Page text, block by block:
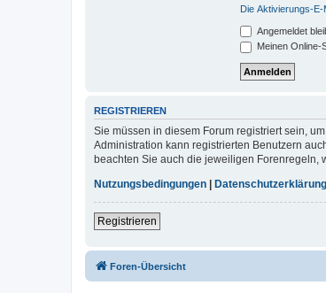
Die Aktivierungs-
Angemeldet
Meinen Online-
REGISTRIEREN
Sie müssen in diesem Forum registriert sein,
Administration kann registrierten Benutzern
beachten Sie auch die jeweiligen Forenregeln,
Nutzungsbedingungen
Datenschutzerklärung
Registrieren
Foren-Übersicht